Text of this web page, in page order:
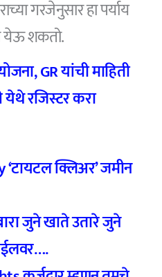
गरजेनुसार हा पर्याय
येऊ शकतो.
, GRयांची माहिती
येथे रजिस्टर करा
क्लिअर’ जमीन
जुने खाते उतारे जुने